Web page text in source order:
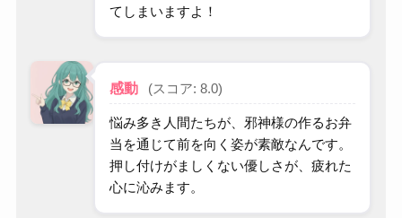
てしまいますよ！
感動 (スコア: 8.0)
悩み多き人間たちが、邪神様の作るお弁
当を通じて前を向く姿が素敵なんです。
押し付けがましくない優しさが、疲れた
心に沁みます。